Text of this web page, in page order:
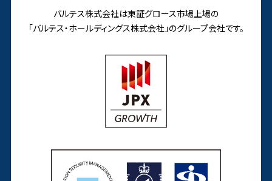
バルテス株式会社は東証グロース市場上場の
「バルテス・ホールディングス株式会社」のグループ会社です。